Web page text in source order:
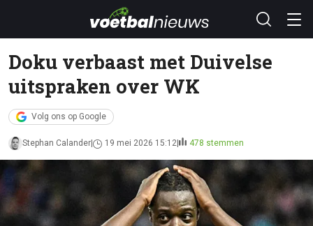
Doku verbaast met Duivelse
uitspraken over WK
Volg ons op Google
Stephan Calander 19 mei 2026 15:12 478 stemmen